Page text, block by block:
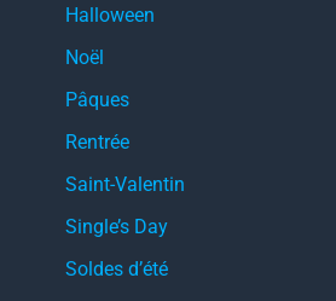
Halloween
Noël
Pâques
Rentrée
Saint-Valentin
Single’s Day
Soldes d’été